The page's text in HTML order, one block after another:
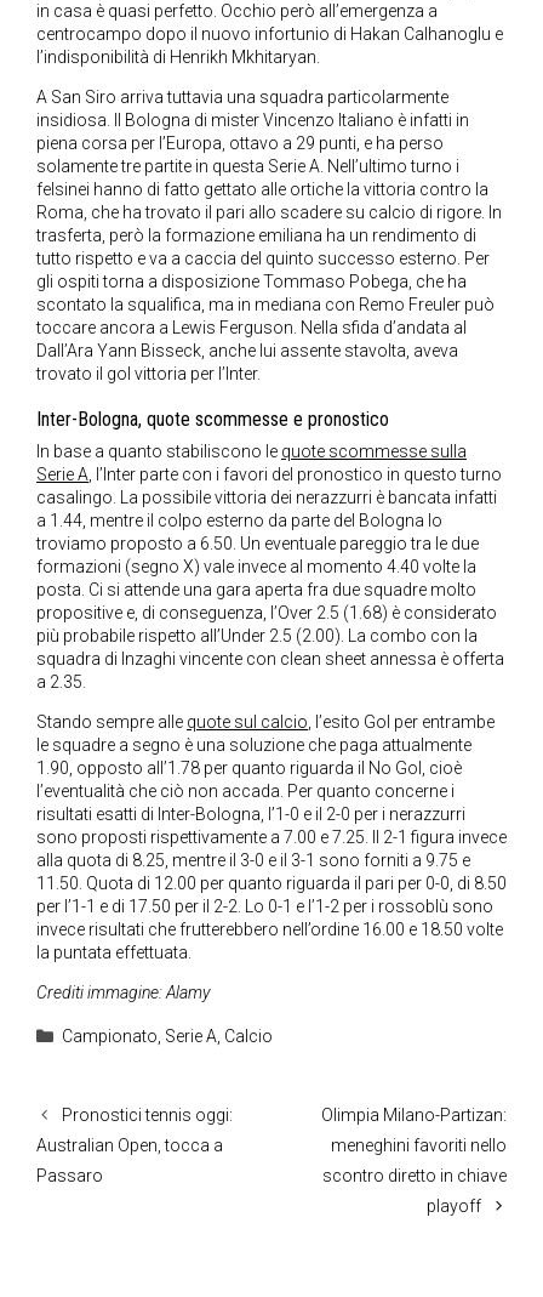
in casa è quasi perfetto. Occhio però all’emergenza a
centrocampo dopo il nuovo infortunio di Hakan Calhanoglu e
l’indisponibilità di Henrikh Mkhitaryan.
A San Siro arriva tuttavia una squadra particolarmente
insidiosa. Il Bologna di mister Vincenzo Italiano è infatti in
piena corsa per l’Europa, ottavo a 29 punti, e ha perso
solamente tre partite in questa Serie A. Nell’ultimo turno i
felsinei hanno di fatto gettato alle ortiche la vittoria contro la
Roma, che ha trovato il pari allo scadere su calcio di rigore. In
trasferta, però la formazione emiliana ha un rendimento di
tutto rispetto e va a caccia del quinto successo esterno. Per
gli ospiti torna a disposizione Tommaso Pobega, che ha
scontato la squalifica, ma in mediana con Remo Freuler può
toccare ancora a Lewis Ferguson. Nella sfida d’andata al
Dall’Ara Yann Bisseck, anche lui assente stavolta, aveva
trovato il gol vittoria per l’Inter.
Inter-Bologna, quote scommesse e pronostico
In base a quanto stabiliscono le quote scommesse sulla
Serie A, l’Inter parte con i favori del pronostico in questo turno
casalingo. La possibile vittoria dei nerazzurri è bancata infatti
a 1.44, mentre il colpo esterno da parte del Bologna lo
troviamo proposto a 6.50. Un eventuale pareggio tra le due
formazioni (segno X) vale invece al momento 4.40 volte la
posta. Ci si attende una gara aperta fra due squadre molto
propositive e, di conseguenza, l’Over 2.5 (1.68) è considerato
più probabile rispetto all’Under 2.5 (2.00). La combo con la
squadra di Inzaghi vincente con clean sheet annessa è offerta
a 2.35.
Stando sempre alle quote sul calcio, l’esito Gol per entrambe
le squadre a segno è una soluzione che paga attualmente
1.90, opposto all’1.78 per quanto riguarda il No Gol, cioè
l’eventualità che ciò non accada. Per quanto concerne i
risultati esatti di Inter-Bologna, l’1-0 e il 2-0 per i nerazzurri
sono proposti rispettivamente a 7.00 e 7.25. Il 2-1 figura invece
alla quota di 8.25, mentre il 3-0 e il 3-1 sono forniti a 9.75 e
11.50. Quota di 12.00 per quanto riguarda il pari per 0-0, di 8.50
per l’1-1 e di 17.50 per il 2-2. Lo 0-1 e l’1-2 per i rossoblù sono
invece risultati che frutterebbero nell’ordine 16.00 e 18.50 volte
la puntata effettuata.
Crediti immagine: Alamy
Categorie
Campionato, Serie A, Calcio
Pronostici tennis oggi:
Australian Open, tocca a
Passaro
Olimpia Milano-Partizan:
meneghini favoriti nello
scontro diretto in chiave
playoff